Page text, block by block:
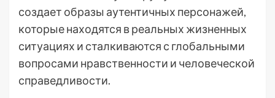
создает образы аутентичных персонажей,
которые находятся в реальных жизненных
ситуациях и сталкиваются с глобальными
вопросами нравственности и человеческой
справедливости.